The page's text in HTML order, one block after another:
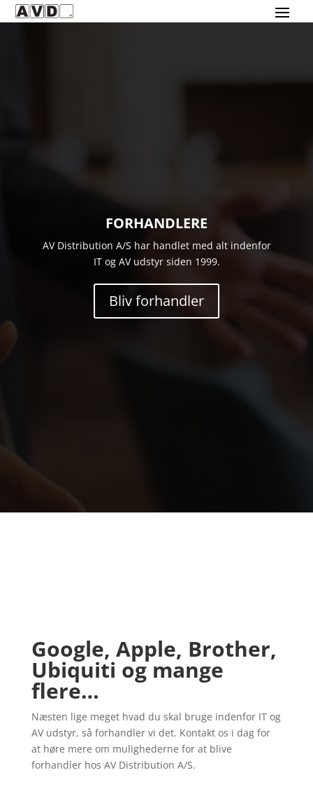
FORHANDLERE
AV Distribution A/S har handlet med alt indenfor
IT og AV udstyr siden 1999.
Bliv forhandler
Google, Apple, Brother,
Ubiquiti og mange
flere…
Næsten lige meget hvad du skal bruge indenfor IT og
AV udstyr, så forhandler vi det. Kontakt os i dag for
at høre mere om mulighederne for at blive
forhandler hos AV Distribution A/S.